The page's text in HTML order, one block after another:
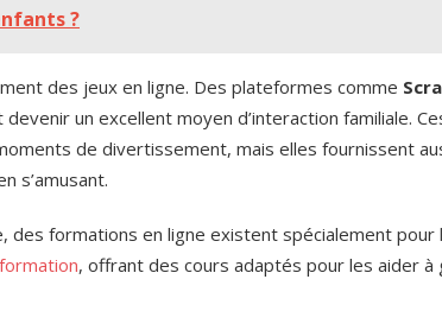
?
des jeux en ligne. Des plateformes comme
devenir un excellent moyen d’interaction familiale.
de divertissement, mais elles fournissent
s’amusant.
des formations en ligne existent spécialement
, offrant des cours adaptés pour les aider à